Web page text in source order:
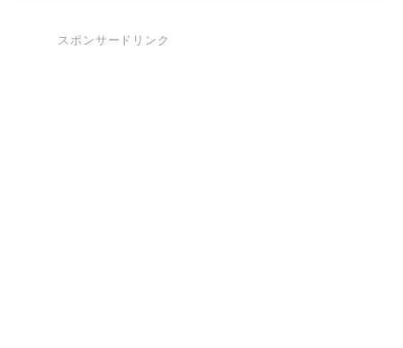
スポンサードリンク